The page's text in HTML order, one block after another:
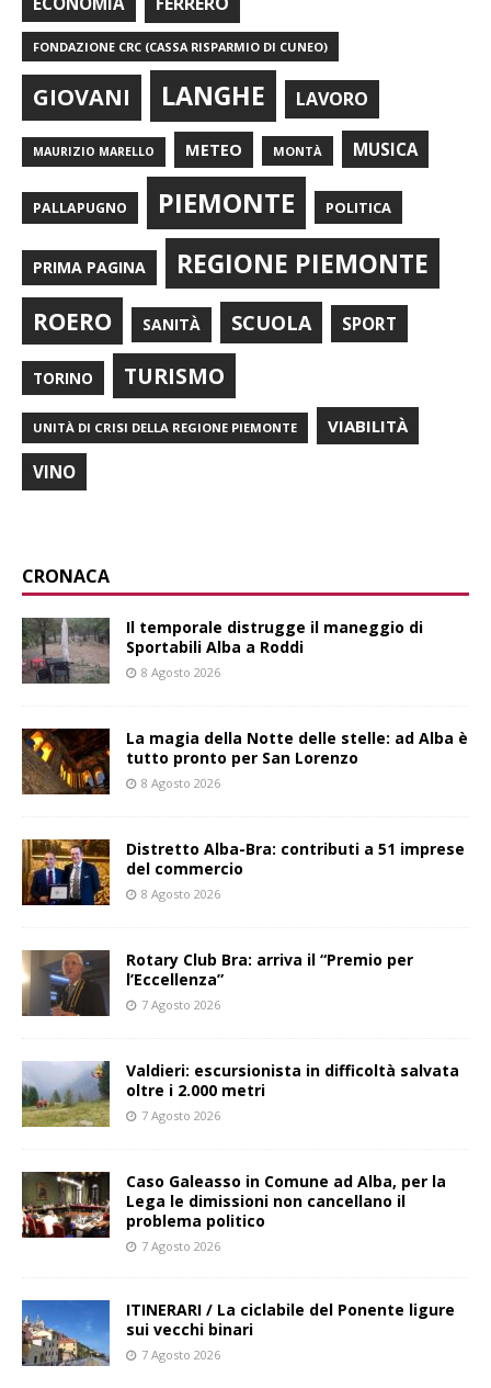
FONDAZIONE CRC (CASSA RISPARMIO DI CUNEO)
GIOVANI LANGHE LAVORO
MAURIZIO MARELLO METEO MONTÀ MUSICA
PALLAPUGNO PIEMONTE POLITICA
PRIMA PAGINA REGIONE PIEMONTE
ROERO SANITÀ SCUOLA SPORT
TORINO TURISMO
UNITÀ DI CRISI DELLA REGIONE PIEMONTE VIABILITÀ
VINO
CRONACA
Il temporale distrugge il maneggio di
Sportabili Alba a Roddi
8 Agosto 2026
La magia della Notte delle stelle: ad Alba è
tutto pronto per San Lorenzo
8 Agosto 2026
Distretto Alba-Bra: contributi a 51 imprese
del commercio
8 Agosto 2026
Rotary Club Bra: arriva il “Premio per
l’Eccellenza”
7 Agosto 2026
Valdieri: escursionista in difficoltà salvata
oltre i 2.000 metri
7 Agosto 2026
Caso Galeasso in Comune ad Alba, per la
Lega le dimissioni non cancellano il
problema politico
7 Agosto 2026
ITINERARI / La ciclabile del Ponente ligure
sui vecchi binari
7 Agosto 2026